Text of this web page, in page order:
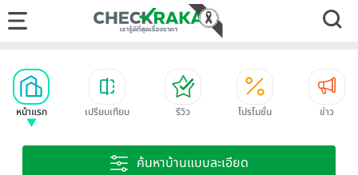
หน้าแรก เปรียบเทียบ รีวิว โปรโมชั่น ข่าว
ค้นหาบ้านแบบละเอียด